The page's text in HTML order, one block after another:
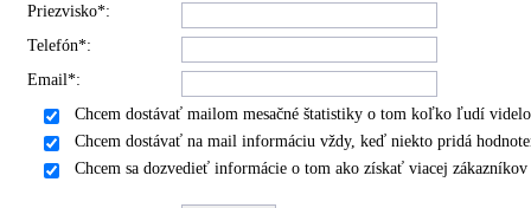
Priezvisko*:
Telefón*:
Email*:
Chcem dostávať mailom mesačné štatistiky o tom koľko ľudí
Chcem dostávať na mail informáciu vždy, keď niekto pridá
Chcem sa dozvedieť informácie o tom ako získať viacej